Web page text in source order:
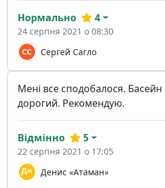
Сергей Сагло
Нормально 4
24 серпня 2021 о 08:30
Мені все сподобалося. Басейн
дорогий. Рекомендую.
Денис «Атаман»
Відмінно 5
22 серпня 2021 о 17:05